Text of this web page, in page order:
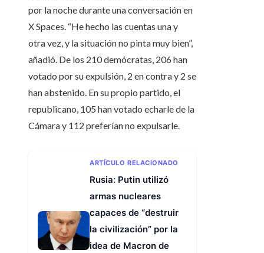
por la noche durante una conversación en
X Spaces. “He hecho las cuentas una y
otra vez, y la situación no pinta muy bien”,
añadió. De los 210 demócratas, 206 han
votado por su expulsión, 2 en contra y 2 se
han abstenido. En su propio partido, el
republicano, 105 han votado echarle de la
Cámara y 112 preferían no expulsarle.
ARTÍCULO RELACIONADO
Rusia: Putin utilizó
armas nucleares
capaces de “destruir
la civilización” por la
idea de Macron de